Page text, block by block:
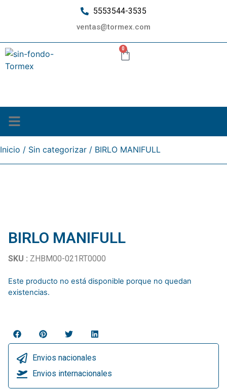
5553544-3535
ventas@tormex.com
0
Inicio / Sin categorizar / BIRLO MANIFULL
BIRLO MANIFULL
SKU : ZHBM00-021RT0000
Este producto no está disponible porque no quedan
existencias.
Envios nacionales
Envios internacionales